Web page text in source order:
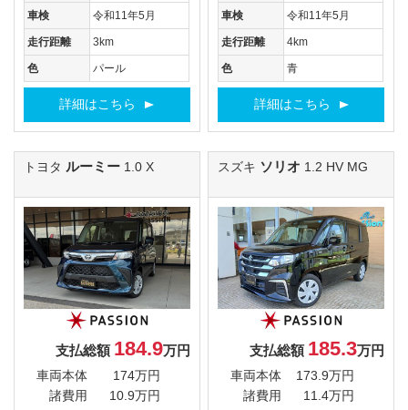
車検 令和11年5月
走行距離 3km
色 パール
詳細はこちら
車検 令和11年5月
走行距離 4km
色 青
詳細はこちら
トヨタ ルーミー 1.0 X
支払総額 184.9万円
車両本体
174万円
諸費用
10.9万円
スズキ ソリオ 1.2 HV MG
支払総額 185.3万円
車両本体
173.9万円
諸費用
11.4万円